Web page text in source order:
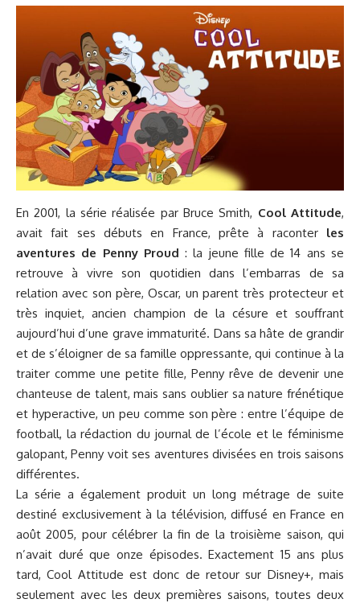
En 2001, la série réalisée par Bruce Smith, Cool Attitude,
avait fait ses débuts en France, prête à raconter les
aventures de Penny Proud : la jeune fille de 14 ans se
retrouve à vivre son quotidien dans l’embarras de sa
relation avec son père, Oscar, un parent très protecteur et
très inquiet, ancien champion de la césure et souffrant
aujourd’hui d’une grave immaturité. Dans sa hâte de grandir
et de s’éloigner de sa famille oppressante, qui continue à la
traiter comme une petite fille, Penny rêve de devenir une
chanteuse de talent, mais sans oublier sa nature frénétique
et hyperactive, un peu comme son père : entre l’équipe de
football, la rédaction du journal de l’école et le féminisme
galopant, Penny voit ses aventures divisées en trois saisons
différentes.
La série a également produit un long métrage de suite
destiné exclusivement à la télévision, diffusé en France en
août 2005, pour célébrer la fin de la troisième saison, qui
n’avait duré que onze épisodes. Exactement 15 ans plus
tard, Cool Attitude est donc de retour sur Disney+, mais
seulement avec les deux premières saisons, toutes deux